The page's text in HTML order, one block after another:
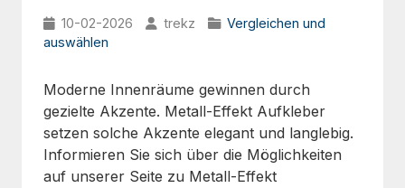
10-02-2026 trekz
Vergleichen und
auswählen
Moderne Innenräume gewinnen durch
gezielte Akzente. Metall-Effekt Aufkleber
setzen solche Akzente elegant und langlebig.
Informieren Sie sich über die Möglichkeiten
auf unserer Seite zu Metall-Effekt